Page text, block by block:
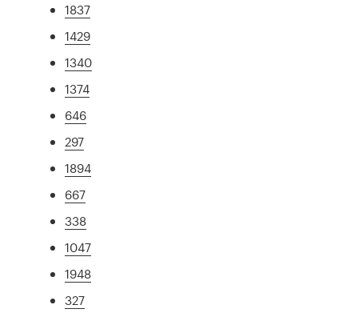
1837
1429
1340
1374
646
297
1894
667
338
1047
1948
327